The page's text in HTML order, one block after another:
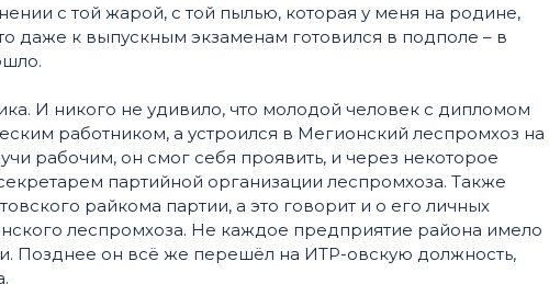
с той жарой, с той пылью, которая у меня на родине,
даже к выпускным экзаменам готовился в подполе – в
И никого не удивило, что молодой человек с дипломом
работником, а устроился в Мегионский леспромхоз на
рабочим, он смог себя проявить, и через некоторое
партийной организации леспромхоза. Также
райкома партии, а это говорит и о его личных
леспромхоза. Не каждое предприятие района имело
Позднее он всё же перешёл на ИТР-овскую должность,